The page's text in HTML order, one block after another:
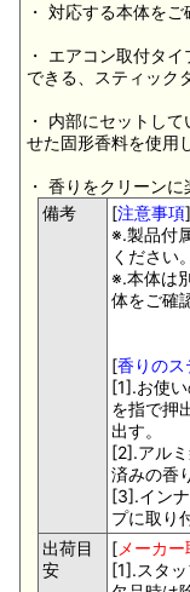
・ 対応する本体を
・ エアコン取付タ
できる、スティック
・ 内部にセットし
せた固形香料を使用
・ 香りをクリーン
備考
[注意事項]
※.製品付
ください。
※.本体は
体をご確
[香りのス
[1].お使
を指で押
出す。
[2].アル
済みの香
[3].イン
プに取り
出荷目
安
[メーカー
[1].スタ